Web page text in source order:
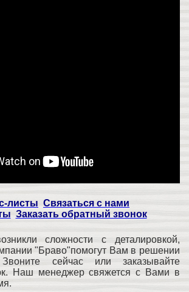
листы Связаться с нами
Заказать обратный звонок
сложности с деталировкой,
"Браво"помогут Вам в решении
сейчас или заказывайте
Наш менеджер свяжется с Вами в